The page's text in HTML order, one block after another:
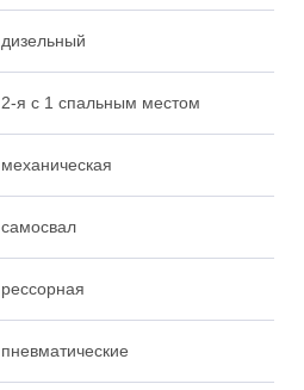
дизельный
2-я с 1 спальным местом
механическая
самосвал
рессорная
пневматические